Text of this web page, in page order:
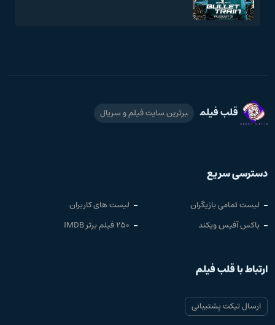
قلب فیلم برترین سایت فیلم و سریال
دسترسی سریع
لیست تمامی بازیگران
لیست های کاربران
باکس آفیس ویکند
250 فیلم برتر IMDB
ارتباط با قلب فیلم
ارسال تیکت پشتیبانی